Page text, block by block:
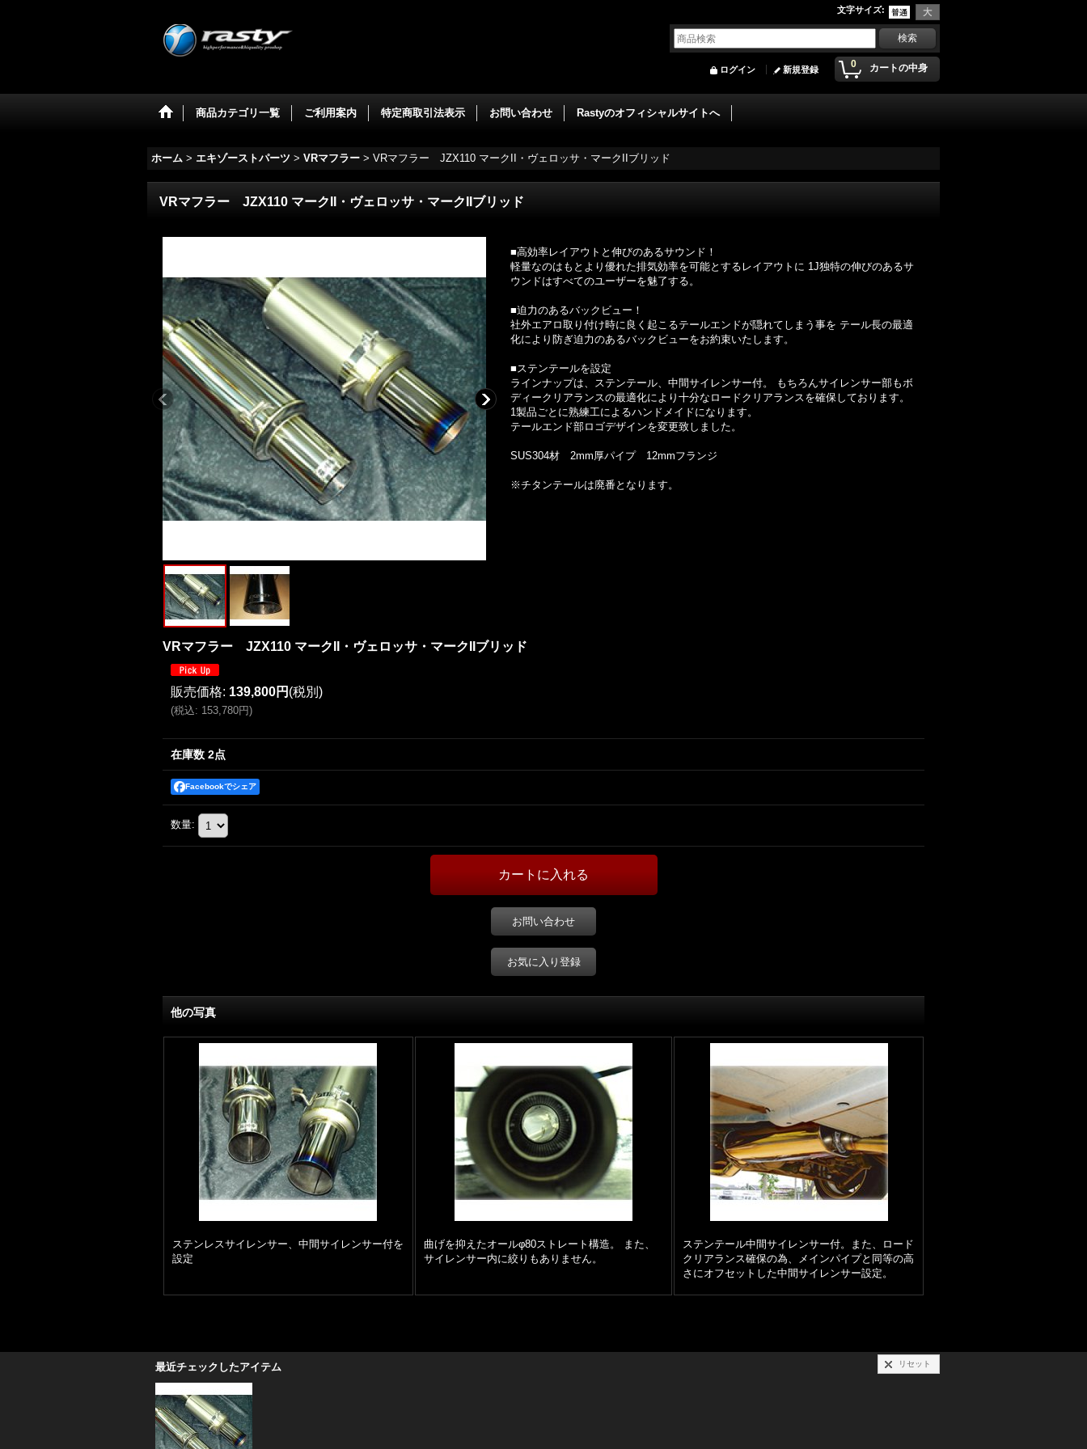
文字サイズ:
0 カートの中身
ログイン 新規登録
商品カテゴリ一覧 ご利用案内 特定商取引法表示 お問い合わせ Rastyのオフィシャルサイトへ
ホーム > エキゾーストパーツ > VRマフラー > VRマフラー JZX110 マークII・ヴェロッサ・マークIIブリッド
VRマフラー JZX110 マークII・ヴェロッサ・マークIIブリッド
■高効率レイアウトと伸びのあるサウンド！
軽量なのはもとより優れた排気効率を可能とするレイアウトに 1J独特の伸びのあるサ
ウンドはすべてのユーザーを魅了する。
■迫力のあるバックビュー！
社外エアロ取り付け時に良く起こるテールエンドが隠れてしまう事を テール長の最適
化により防ぎ迫力のあるバックビューをお約束いたします。
■ステンテールを設定
ラインナップは、ステンテール、中間サイレンサー付。 もちろんサイレンサー部もボ
ディークリアランスの最適化により十分なロードクリアランスを確保しております。
1製品ごとに熟練工によるハンドメイドになります。
テールエンド部ロゴデザインを変更致しました。
SUS304材 2mm厚パイプ 12mmフランジ
※チタンテールは廃番となります。
VRマフラー JZX110 マークII・ヴェロッサ・マークIIブリッド
販売価格: 139,800円 (税別)
(税込: 153,780円)
在庫数 2点
Facebookでシェア
数量:
お問い合わせ
お気に入り登録
他の写真
ステンレスサイレンサー、中間サイレンサー付を
設定
曲げを抑えたオールφ80ストレート構造。 また、
サイレンサー内に絞りもありません。
ステンテール中間サイレンサー付。また、ロード
クリアランス確保の為、メインパイプと同等の高
さにオフセットした中間サイレンサー設定。
最近チェックしたアイテム リセット